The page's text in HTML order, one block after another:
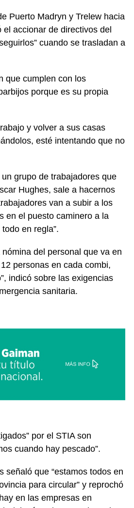
Puerto Madryn y Trelew hacia
accionar de directivos del
cuando se trasladan a
que cumplen con los
porque es su propia
y volver a sus casas
esté intentando que no
grupo de trabajadores que
Hughes, sale a hacernos
van a subir a los
en el puesto caminero a la
en regla”.
del personal que va en
personas en cada combi,
indicó sobre las exigencias
sanitaria.
por el STIA son
cuando hay pescado”.
señaló que “estamos todos en
para circular” y reprochó
en las empresas en